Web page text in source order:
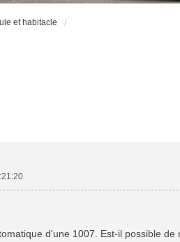
et habitacle
d'une 1007. Est-il possible